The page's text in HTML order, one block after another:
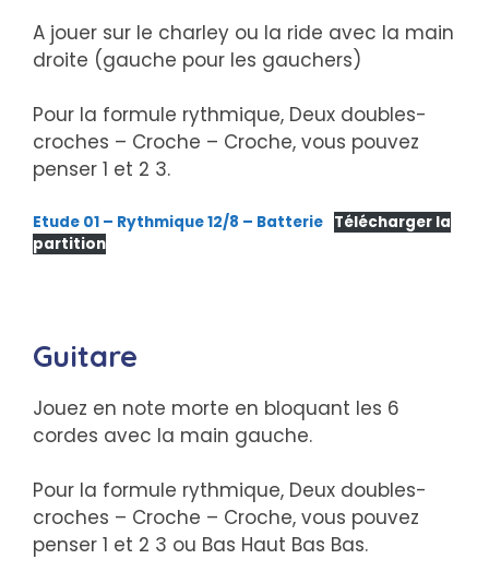
A jouer sur le charley ou la ride avec la main
droite (gauche pour les gauchers)
Pour la formule rythmique, Deux doubles-
croches – Croche – Croche, vous pouvez
penser 1 et 2 3.
Etude 01 – Rythmique 12/8 – Batterie Télécharger la
partition
Guitare
Jouez en note morte en bloquant les 6
cordes avec la main gauche.
Pour la formule rythmique, Deux doubles-
croches – Croche – Croche, vous pouvez
penser 1 et 2 3 ou Bas Haut Bas Bas.